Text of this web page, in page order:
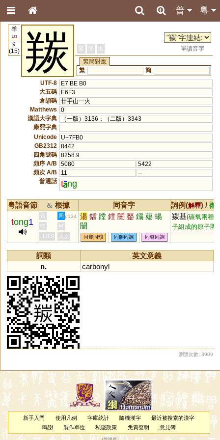
粵
普
羊
123
9
(15)
羰 繁 簡 港
單讀音字
繁簡對應
繁
簡
UTF-8
E7 BE B0
大五碼
E6F3
倉頡碼 廿手山一火
Matthews
0
漢語大字典
（一版）3136；（二版）3343
康熙字典
Unicode
U+7FB0
GB2312
8442
四角號碼 8258.9
頻序 A/B
5080
5422
頻次 A/B
11
--
普通話 t ng
粵語音節 & 根據 同音字 詞例(解釋) / 備
tong1
黃 周 p134 湯 鐺 蹚 鏜 闛 鼞 鐋 薚 蝪
闣
羰基(碳氧兩種原
子組成的原子團)
李
何
HKLS
人文 同聲同韻 同韻同調 同聲同調
詞類
英文意義
n.
carbonyl
瀏覽次數: 3909
新手入門 使用凡例 字庫統計 隨機漢字
最近被搜索的漢字
鳴謝
製作單位 私隱政策 免責聲明 意見簿